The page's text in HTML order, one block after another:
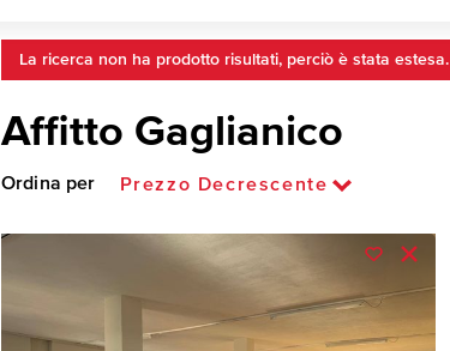
La ricerca non ha prodotto risultati, perciò è stata estesa.
Affitto Gaglianico
Ordina per Prezzo Decrescente